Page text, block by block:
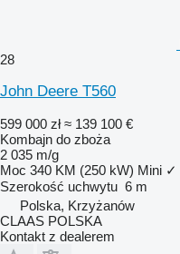
28
John Deere T560
599 000 zł ≈ 139 100 €
Kombajn do zboża
2 035 m/g
Moc 340 KM (250 kW) Mini ✓
Szerokość uchwytu 6 m
Polska, Krzyżanów
CLAAS POLSKA
Kontakt z dealerem